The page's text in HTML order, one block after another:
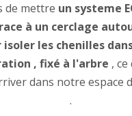
de mettre un systeme
à un cerclage
isoler les chenilles
, fixé à l'arbre ,
dans notre espace
.